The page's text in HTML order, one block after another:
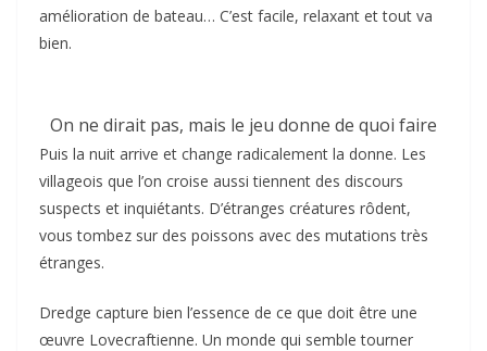
amélioration de bateau… C’est facile, relaxant et tout va
bien.
On ne dirait pas, mais le jeu donne de quoi faire
Puis la nuit arrive et change radicalement la donne. Les
villageois que l’on croise aussi tiennent des discours
suspects et inquiétants. D’étranges créatures rôdent,
vous tombez sur des poissons avec des mutations très
étranges.
Dredge capture bien l’essence de ce que doit être une
œuvre Lovecraftienne. Un monde qui semble tourner